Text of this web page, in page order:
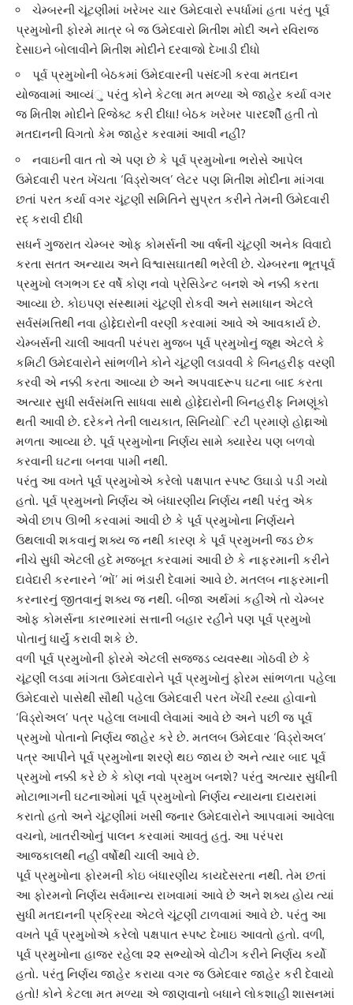
ચેમ્બરની ચૂંટણીમાં ખરેખર ચાર ઉમેદવારો સ્પર્ધામાં હતા પરંતુ પૂર્વ
પ્રમુખોની ફોરમે માત્ર બે જ ઉમેદવારો ‌મિતીશ મોદી અને ર‌વિરાજ
દેસાઇને બોલાવીને ‌મિતીશ મોદીને દરવાજો દેખાડી દીધો
પૂર્વ પ્રમુખોની બેઠકમાં ઉમેદવારની પસંદગી કરવા મતદાન
યોજવામાં આવ્યંુ પરંતુ કોને કેટલા મત મળ્યા એ જાહેર કર્યા વગર
જ ‌મિતીશ મોદીને ‌રિજેક્ટ કરી દીધા! બેઠક ખરેખર પારદર્શી હતી તો
મતદાનની ‌વિગતો કેમ જાહેર કરવામાં આવી નહીં?
નવાઇની વાત તો એ પણ છે કે પૂર્વ પ્રમુખોના ભરોસે આપેલ
ઉમેદવારી પરત ખેંચતા ‘‌વિડ્રોઅલ’ લેટર પણ ‌મિતીશ મોદીના માંગવા
છતાં પરત કર્યા વગર ચૂંટણી સ‌મિ‌‌તિને સુપ્રત કરીને તેમની ઉમેદવારી
રદ્ કરાવી દીધી
સધર્ન ગુજરાત ચેમ્બર ઓફ કોમર્સની આ ‍વર્ષની ચૂંટણી અનેક ‌વિવાદો
કરતા સતત અન્યાય અને ‌વિશ્વાસઘાતથી ભરેલી છે. ચેમ્બરના ભૂતપૂર્વ
પ્રમુખો લગભગ દર વર્ષે કોણ નવો પ્રે‌સિડેન્ટ બનશે એ નક્કી કરતા
આવ્યા છે. કોઇપણ સંસ્થામાં ચૂંટણી રોકવી અને સમાધાન એટલે
સર્વસંમ‌ત્તિથી નવા હોદ્દેદારોની વરણી કરવામાં આવે એ આવકાર્ય છે.
ચેમ્બર્સની ચાલી આવતી પરંપરા મુજબ પૂર્વ પ્રમુખોનું જૂથ એટલે કે
ક‌મિ‌ટી ઉમેદવારોને સાંભળીને કોને ચૂંટણી લડાવવી કે ‌બિનહરીફ વરણી
કરવી એ નક્કી કરતા આવ્યા છે અને અપવાદરૂપ ઘટના બાદ કરતા
અત્યાર સુધી સર્વસંમ‌ત્તિ સાધવા સાથે હોદ્દેદારોની ‌બિનહરીફ ‌નિમણૂંકો
થતી આવી છે. દરેકને તેની લાયકાત, ‌સિ‌નિયો‌‌િરટી પ્રમાણે હોદ્દાઓ
મળતા આવ્યા છે. પૂર્વ પ્રમુખોના ‌નિર્ણય સામે ક્યારેય પણ બળવો
કરવાની ઘટના બનવા પામી નથી.
પરંતુ આ વખતે પૂર્વ પ્રમુખોએ કરેલો પક્ષપાત સ્પષ્ટ ઉઘાડો પડી ગયો
હતો. પૂર્વ પ્રમુખનો ‌નિર્ણય એ બંધારણીય ‌નિર્ણય નથી પરંતુ એક
એવી છાપ ઊભી કરવામાં આવી છે કે પૂર્વ પ્રમુખોના ‌નિર્ણયને
ઉથલાવી શકવાનું શક્ય જ નથી કારણ કે પૂર્વ પ્રમુખની જડ છેક
નીચે સુધી એટલી હદે મજબૂત કરવામાં આવી છે કે નાફરમાની કરીને
દાવેદારી કરનારને ‘ભોં’ માં ભંડારી દેવામાં આવે છે. મતલબ નાફરમાની
કરનારનું જીતવાનું શક્ય જ નથી. બીજા અર્થમાં કહીએ તો ચેમ્બર
ઓફ કોમર્સના કારભારમાં સત્તાની બહાર રહીને પણ પૂર્વ પ્રમુખો
પોતાનું ધાર્યું કરાવી શકે છે.
વળી પૂર્વ પ્રમુખોની ફોરમે એટલી સજ્જડ વ્યવસ્થા ગોઠવી છે કે
ચૂંટણી લડવા માંગતા ઉમેદવારોને પૂર્વ પ્રમુખોનું ફોરમ સાંભળતા પહેલા
ઉમેદવારો પાસેથી સૌથી પહેલા ઉમેદવારી પરત ખેંચી રહ્યા હોવાનો
‘‌વિડ્રોઅલ’ પત્ર પહેલા લખાવી લેવામાં આવે છે અને પછી જ પૂર્વ
પ્રમુખો પોતાનો ‌નિર્ણય જાહેર કરે છે. મતલબ ઉમેદવાર ‘‌વિડ્રોઅલ’
પત્ર આપીને પૂર્વ પ્રમુખોના શરણે થઇ જાય છે અને ત્યાર બાદ પૂર્વ
પ્રમુખો નક્કી કરે છે કે કોણ નવો પ્રમુખ બનશે? પરંતુ અત્યાર સુધીની
મોટાભાગની ઘટનાઓમાં પૂર્વ પ્રમુખોનો ‌નિર્ણય ન્યાયના દાયરામાં
કરાતો હતો અને ચૂંટણીમાં ખસી જનાર ઉમેદવારોને આપવામાં આવેલા
વચનો, ખાતરીઓનું પાલન કરવામાં આવતું હતું. આ પરંપરા
આજકાલથી નહીં વર્ષોથી ચાલી આવે છે.
પૂર્વ પ્રમુખોના ફોરમની કોઇ બંધારણીય કાયદેસરતા નથી. તેમ છતાં
આ ફોરમનો ‌નિર્ણય સર્વમાન્ય રાખવામાં આવે છે અને શક્ય હોય ત્યાં
સુધી મતદાનની પ્ર‌ક્રિયા એટલે ચૂંટણી ટાળવામાં આવે છે. પરંતુ આ
વખતે પૂર્વ પ્રમુખોએ કરેલો પક્ષપાત સ્પષ્ટ દેખાઇ આવતો હતો. વળી,
પૂર્વ પ્રમુખોના હાજર રહેલા ૨૨ સભ્યોએ વોટીંગ કરીને ‌નિર્ણય કર્યો
હતો. પરંતુ ‌નિર્ણય જાહેર કરાયા વગર જ ઉમેદવાર જાહેર કરી દેવાયો
હતો! કોને કેટલા મત મળ્યા એ જાણવાનો બધાને લોકશાહી શાસનમાં